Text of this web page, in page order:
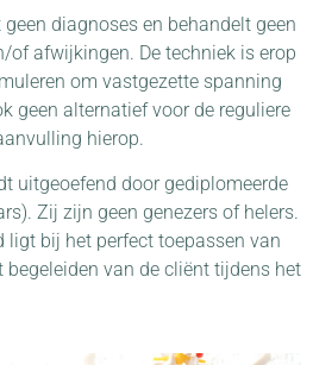
diagnoses en behandelt geen
of afwijkingen. De techniek is erop
om vastgezette spanning
geen alternatief voor de reguliere
hierop.
uitgeoefend door gediplomeerde
Zij zijn geen genezers of helers.
ligt bij het perfect toepassen van
begeleiden van de cliënt tijdens het